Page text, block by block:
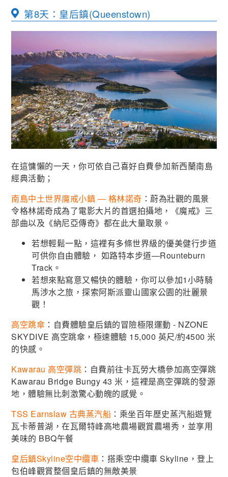
第8天：皇后鎮(Queenstown)
在這慵懶的一天，你可依自己喜好自費參加新西蘭南島
經典活動；
南島中土世界魔戒小鎮 — 格林諾奇 ：蔚為壯觀的風景
令格林諾奇成為了電影大片的首選拍攝地，《魔戒》三
部曲以及《納尼亞傳奇》都在此大量取景。
若想輕鬆一點，這裡有多條世界級的優美健行步道
可供你自由體驗， 如路特本步道—Rounteburn
Track。
若想來點寫意又暢快的體驗，你可以參加1小時騎
馬涉水之旅，探索阿斯派靈山國家公園的壯麗景
觀！
高空跳傘 ：自費體驗皇后鎮的冒險極限運動 - NZONE
SKYDIVE 高空跳傘，極速體驗 15,000 英尺/約4500 米
的快感。
Kawarau 高空彈跳 ：自費前往卡瓦勞大橋參加高空彈跳
Kawarau Bridge Bungy 43 米，這裡是高空彈跳的發源
地，體驗無比刺激驚心動魄的感覺。
TSS Earnslaw 古典蒸汽船 ：乘坐百年歷史蒸汽船遊覽
瓦卡蒂普湖，在瓦爾特峰高地農場觀賞農場秀，並享用
美味的 BBQ午餐
皇后鎮Skyline空中纜車 ：搭乘空中纜車 Skyline，登上
包伯峰觀賞整個皇后鎮的無敵美景